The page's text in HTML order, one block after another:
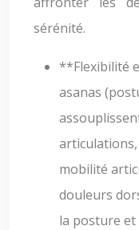
sérénité.
**Flexibilité
asanas
mobilité
douleurs
la posture et